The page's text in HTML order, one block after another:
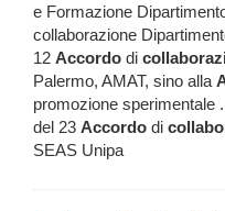
e Formazione
collaborazione
12 Accordo di
Palermo, AMAT, sino alla
promozione sperimentale
del 23 Accordo di
SEAS Unipa